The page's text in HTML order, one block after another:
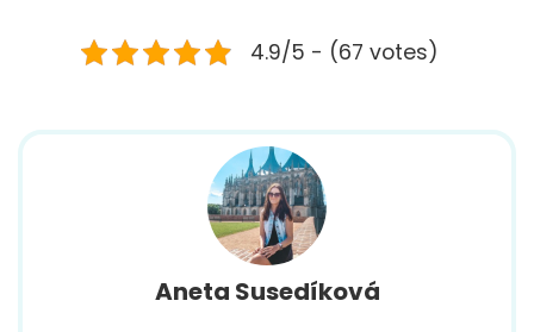
4.9/5 - (67 votes)
Aneta Susedíková